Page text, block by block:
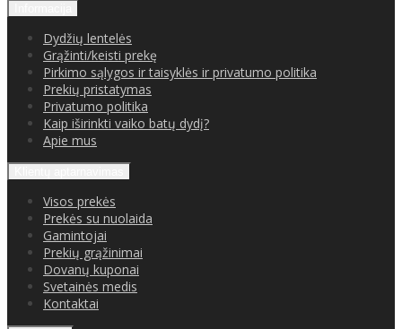
Dydžių lentelės
Grąžinti/keisti prekę
Pirkimo sąlygos ir taisyklės ir privatumo politika
Prekių pristatymas
Privatumo politika
Kaip iširinkti vaiko batų dydį?
Apie mus
Visos prekės
Prekės su nuolaida
Gamintojai
Prekių grąžinimai
Dovanų kuponai
Svetainės medis
Kontaktai